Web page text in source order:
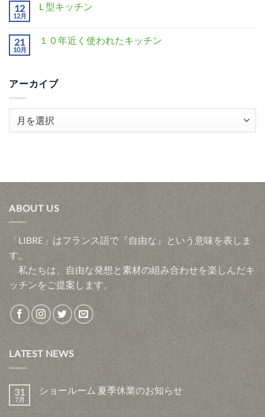
12
12月
L 型キッチン
21
10月
１０年近く使われたキッチン
アーカイブ
ABOUT US
「LIBRE」はフランス語で『自由な』という意味を表しま
す。
私たちは、自由な発想と素材の組み合わせを楽しんだキ
ッチンをご提案します。
LATEST NEWS
31
7月
ショールーム 夏季休業のお知らせ